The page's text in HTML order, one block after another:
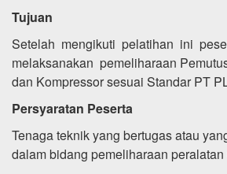
Tujuan
Setelah mengikuti pelatihan ini
melaksanakan pemeliharaan
dan Kompressor sesuai Standar PT
Persyaratan Peserta
Tenaga teknik yang bertugas atau
dalam bidang pemeliharaan peralatan